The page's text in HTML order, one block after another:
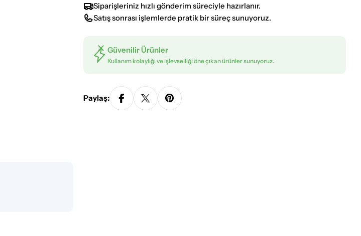
Siparişleriniz hızlı gönderim süreciyle hazırlanır.
Satış sonrası işlemlerde pratik bir süreç sunuyoruz.
Güvenilir Ürünler
Kullanım kolaylığı ve işlevselliği öne çıkan ürünler sunuyoruz.
Paylaş: